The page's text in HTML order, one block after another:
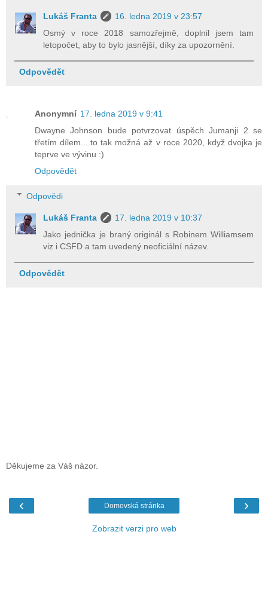
Lukáš Franta
16. ledna 2019 v 23:57
Osmý v roce 2018 samozřejmě, doplnil jsem tam
letopočet, aby to bylo jasnější, díky za upozornění.
Odpovědět
Anonymní 17. ledna 2019 v 9:41
Dwayne Johnson bude potvrzovat úspěch Jumanji 2 se
třetím dílem....to tak možná až v roce 2020, když dvojka je
teprve ve vývinu :)
Odpovědět
Odpovědi
Lukáš Franta
17. ledna 2019 v 10:37
Jako jednička je braný originál s Robinem Williamsem
viz i CSFD a tam uvedený neoficiální název.
Odpovědět
Děkujeme za Váš názor.
‹ ›
Domovská stránka
Zobrazit verzi pro web